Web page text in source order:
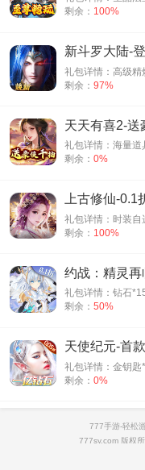
剩余： 100%
新斗罗大陆-
剩余： 97%
天天有喜2-送
礼包详情：海量道
剩余： 0%
上古修仙-0.1
礼包详情：时装自
剩余：
100%
约战：精灵再
礼包详情：钻石
剩余： 50%
天使纪元-首
剩余： 0%
礼包详情：1000
777手游-轻松
777sy.com 版权